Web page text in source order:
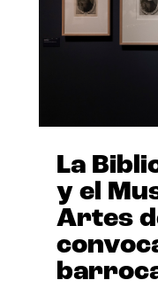
La
y el
Artes